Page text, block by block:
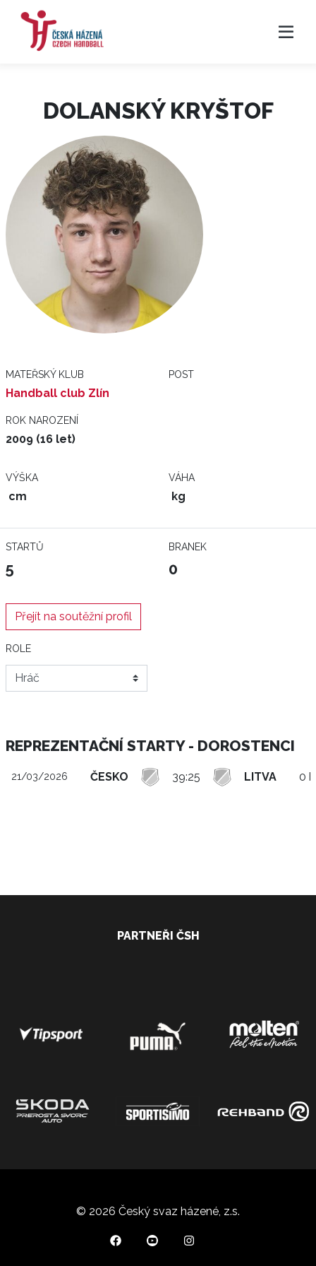
DOLANSKÝ KRYŠTOF
MATEŘSKÝ KLUB
Handball club Zlín
POST
ROK NAROZENÍ
2009 (16 let)
VÝŠKA
cm
VÁHA
kg
STARTŮ
5
BRANEK
0
Přejít na soutěžní profil
ROLE
REPREZENTAČNÍ STARTY - DOROSTENCI
21/03/2026 ČESKO 39:25 LITVA 0
PARTNEŘI ČSH
© 2026 Český svaz házené, z.s.